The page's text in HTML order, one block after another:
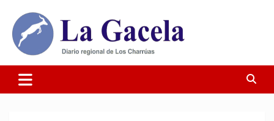
contenido
Diario La Gacela